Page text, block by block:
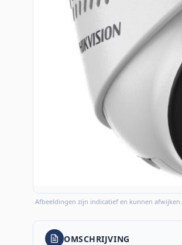
Afbeeldingen zijn indicatief en kunnen afwijken.
OMSCHRIJVING